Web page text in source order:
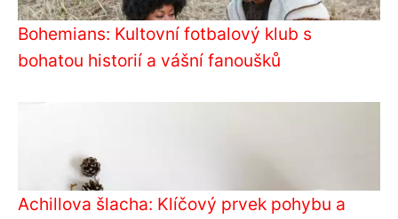
Bohemians: Kultovní fotbalový klub s
bohatou historií a vášní fanoušků
Achillova šlacha: Klíčový prvek pohybu a